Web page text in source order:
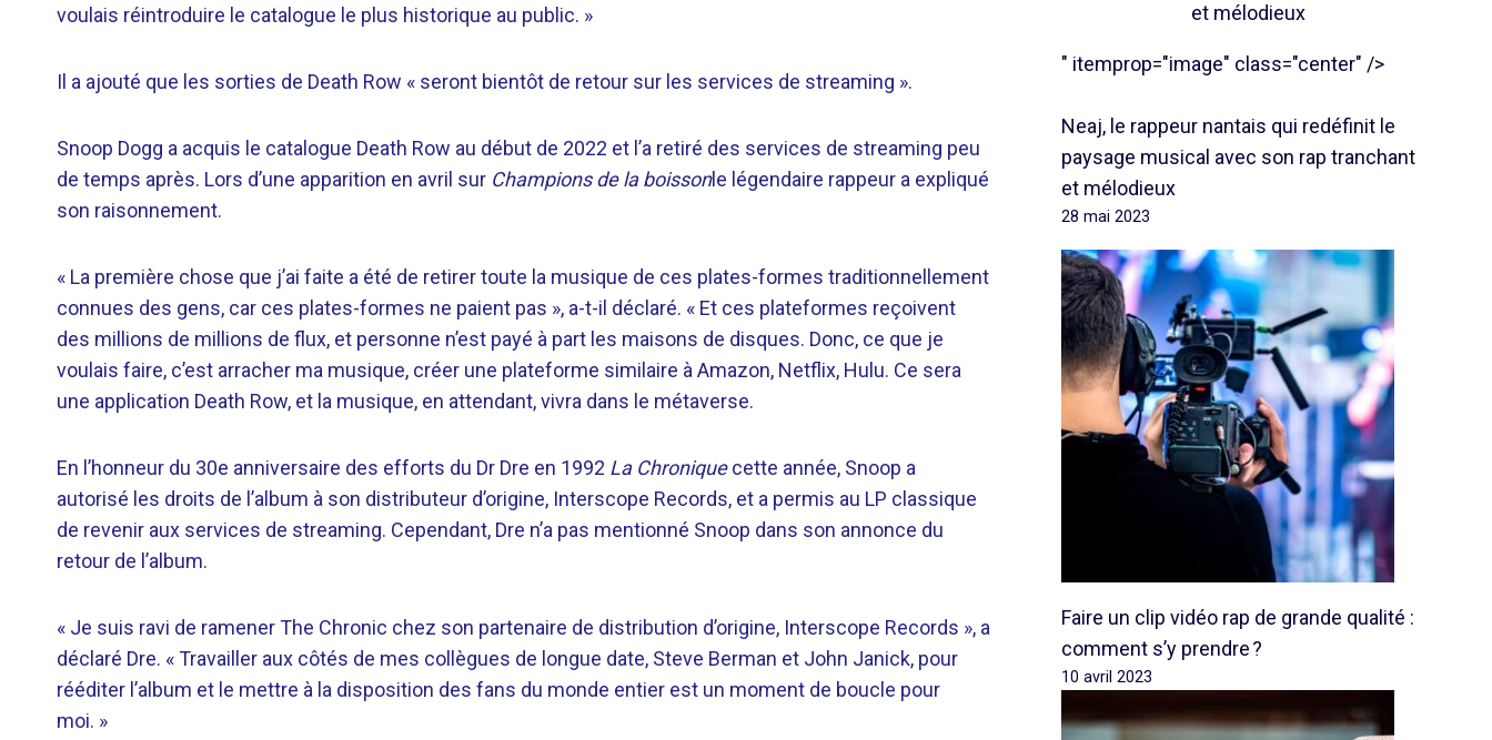
voulais réintroduire le catalogue le plus historique au public. »
Il a ajouté que les sorties de Death Row « seront bientôt de retour sur les services de streaming ».
Snoop Dogg a acquis le catalogue Death Row au début de 2022 et l’a retiré des services de streaming peu
de temps après. Lors d’une apparition en avril sur Champions de la boissonle légendaire rappeur a expliqué
son raisonnement.
« La première chose que j’ai faite a été de retirer toute la musique de ces plates-formes traditionnellement
connues des gens, car ces plates-formes ne paient pas », a-t-il déclaré. « Et ces plateformes reçoivent
des millions de millions de flux, et personne n’est payé à part les maisons de disques. Donc, ce que je
voulais faire, c’est arracher ma musique, créer une plateforme similaire à Amazon, Netflix, Hulu. Ce sera
une application Death Row, et la musique, en attendant, vivra dans le métaverse.
En l’honneur du 30e anniversaire des efforts du Dr Dre en 1992 La Chroniquecette année, Snoop a
autorisé les droits de l’album à son distributeur d’origine, Interscope Records, et a permis au LP classique
de revenir aux services de streaming. Cependant, Dre n’a pas mentionné Snoop dans son annonce du
retour de l’album.
« Je suis ravi de ramener The Chronic chez son partenaire de distribution d’origine, Interscope Records », a
déclaré Dre. « Travailler aux côtés de mes collègues de longue date, Steve Berman et John Janick, pour
rééditer l’album et le mettre à la disposition des fans du monde entier est un moment de boucle pour
moi. »
et mélodieux
" itemprop="image" class="center" />
Neaj, le rappeur nantais qui redéfinit le
paysage musical avec son rap tranchant
et mélodieux
28 mai 2023
Faire un clip vidéo rap de grande qualité :
comment s’y prendre ?
10 avril 2023